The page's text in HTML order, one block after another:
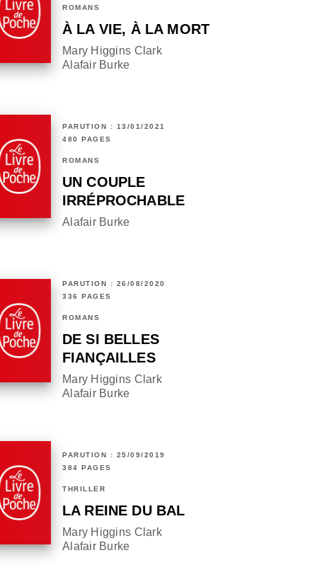
ROMANS
À LA VIE, À LA MORT
Mary Higgins Clark
Alafair Burke
PARUTION : 13/01/2021
480 PAGES
ROMANS
UN COUPLE
IRRÉPROCHABLE
Alafair Burke
PARUTION : 26/08/2020
336 PAGES
ROMANS
DE SI BELLES
FIANÇAILLES
Mary Higgins Clark
Alafair Burke
PARUTION : 25/09/2019
384 PAGES
THRILLER
LA REINE DU BAL
Mary Higgins Clark
Alafair Burke